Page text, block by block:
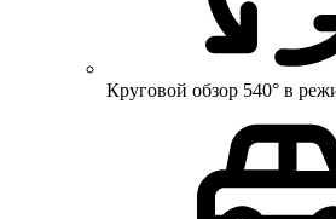
Круговой обзор 540° в